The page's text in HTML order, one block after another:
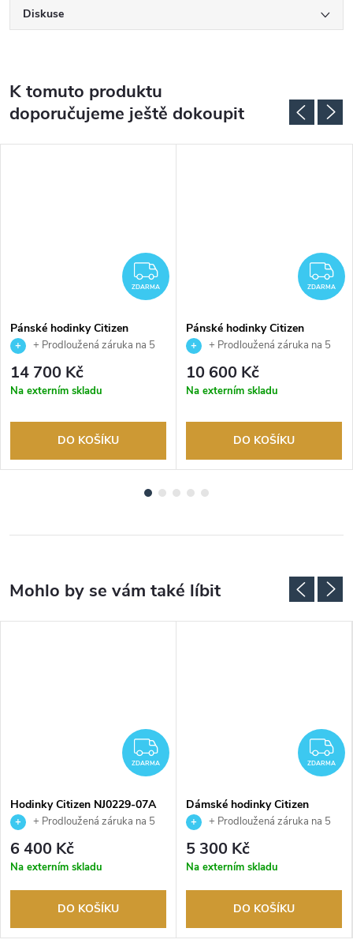
Diskuse
K tomuto produktu
doporučujeme ještě dokoupit
ZDARMA
ZDARMA
Pánské hodinky Citizen
AT8020-54L
+ Prodloužená záruka na 5
let. Až 100 dní na vrácení zboží.
Autorizovaný prodejce.
14 700 Kč
Na externím skladu
DO KOŠÍKU
ZDARMA
Pánské hodinky Citizen
CB0270-87L
+ Prodloužená záruka na 5
let. Až 100 dní na vrácení zboží.
Autorizovaný prodejce.
10 600 Kč
Na externím skladu
DO KOŠÍKU
ZDARMA
ZDARMA
Hodinky Citizen NJ0229-07A
+ Prodloužená záruka na 5
let. Až 100 dní na vrácení zboží.
Autorizovaný prodejce.
6 400 Kč
Na externím skladu
DO KOŠÍKU
ZDARMA
Dámské hodinky Citizen
EM1150-86D
+ Prodloužená záruka na 5
let. Až 100 dní na vrácení zboží.
Autorizovaný prodejce.
5 300 Kč
Na externím skladu
DO KOŠÍKU